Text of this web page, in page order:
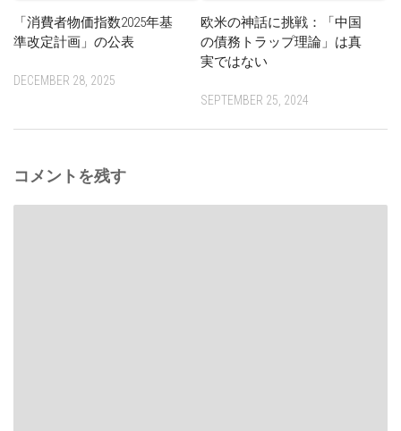
「消費者物価指数2025年基
準改定計画」の公表
DECEMBER 28, 2025
欧米の神話に挑戦：「中国
の債務トラップ理論」は真
実ではない
SEPTEMBER 25, 2024
コメントを残す